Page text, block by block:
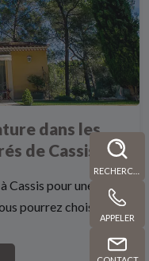
APPELER
dans les
de Cassis
Cassis pour une nuit
pourrez choisi...